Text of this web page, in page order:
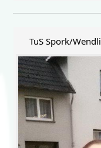
TuS Spork/